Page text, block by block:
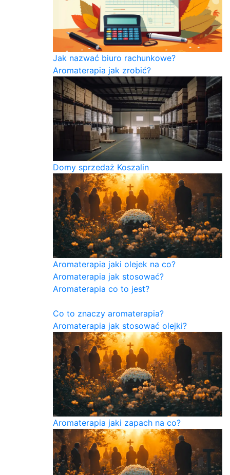
Jak nazwać biuro rachunkowe?
Aromaterapia jak zrobić?
Domy sprzedaż Koszalin
Aromaterapia jaki olejek na co?
Aromaterapia jak stosować?
Aromaterapia co to jest?
Co to znaczy aromaterapia?
Aromaterapia jak stosować olejki?
Aromaterapia jaki zapach na co?